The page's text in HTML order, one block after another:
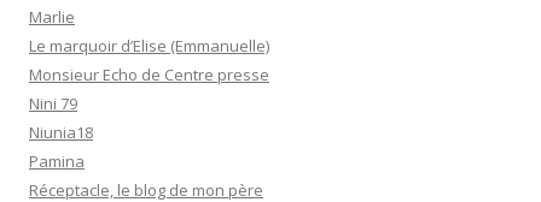
Marlie
Le marquoir d’Elise (Emmanuelle)
Monsieur Echo de Centre presse
Nini 79
Niunia18
Pamina
Réceptacle, le blog de mon père